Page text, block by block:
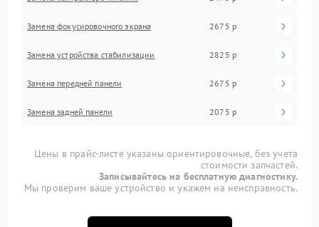
Замена фокусировочного экрана 2675 р
Замена устройства стабилизации 2825 р
Замена передней панели 2675 р
Замена задней панели 2075 р
Цены в прайс-листе указаны ориентировочные, без учета
стоимости запчастей.
Записывайтесь на бесплатную диагностику.
Мы проверим ваше устройство и укажем на неисправность.